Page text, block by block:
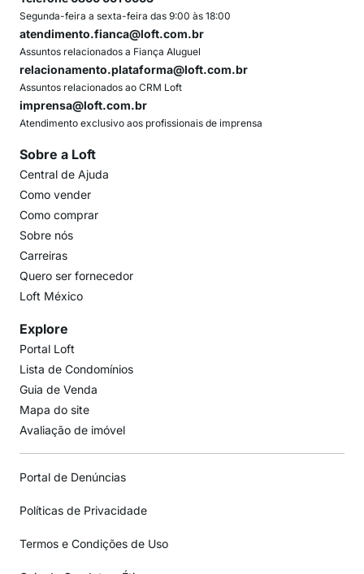
Segunda-feira a sexta-feira das 9:00 às 18:00
atendimento.fianca@loft.com.br
Assuntos relacionados a Fiança Aluguel
relacionamento.plataforma@loft.com.br
Assuntos relacionados ao CRM Loft
imprensa@loft.com.br
Atendimento exclusivo aos profissionais de imprensa
Sobre a Loft
Central de Ajuda
Como vender
Como comprar
Sobre nós
Carreiras
Quero ser fornecedor
Loft México
Explore
Portal Loft
Lista de Condomínios
Guia de Venda
Mapa do site
Avaliação de imóvel
Portal de Denúncias
Políticas de Privacidade
Termos e Condições de Uso